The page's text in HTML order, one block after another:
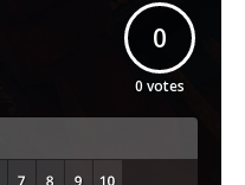
0
0 votes